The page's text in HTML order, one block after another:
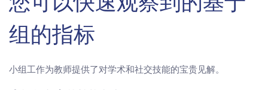
您可以快速观察到的基于
组的指标
小组工作为教师提供了对学术和社交技能的宝贵见解。